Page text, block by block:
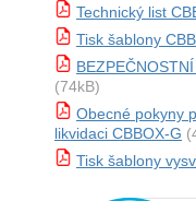
Technický list
Tisk šablony
(74kB)
Obecné pokyny
likvidaci CBBOX-G
Tisk šablony